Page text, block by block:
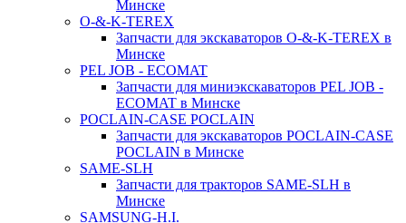
Минске
O-&-K-TEREX
Запчасти для экскаваторов O-&-K-TEREX в
Минске
PEL JOB - ECOMAT
Запчасти для миниэкскаваторов PEL JOB -
ECOMAT в Минске
POCLAIN-CASE POCLAIN
Запчасти для экскаваторов POCLAIN-CASE
POCLAIN в Минске
SAME-SLH
Запчасти для тракторов SAME-SLH в
Минске
SAMSUNG-H.I.